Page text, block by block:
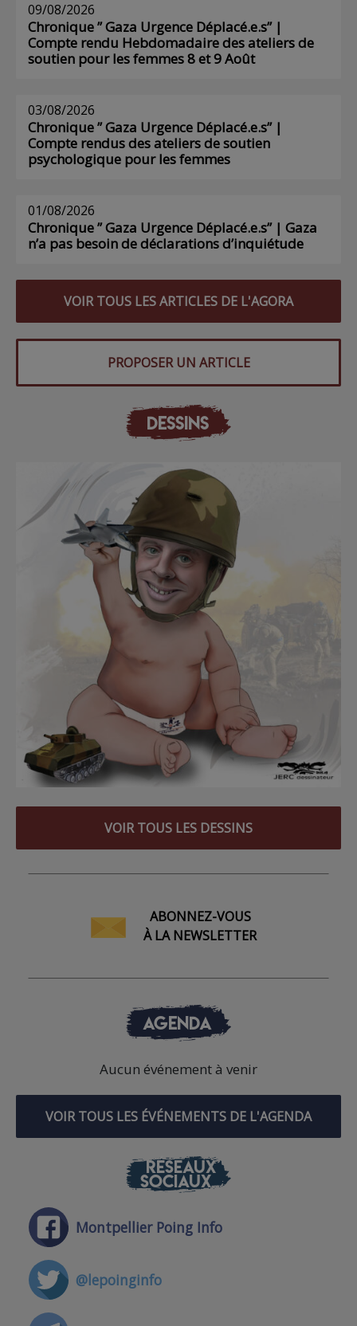
09/08/2026
Chronique ” Gaza Urgence Déplacé.e.s” |
Compte rendu Hebdomadaire des ateliers de
soutien pour les femmes 8 et 9 Août
03/08/2026
Chronique ” Gaza Urgence Déplacé.e.s” |
Compte rendus des ateliers de soutien
psychologique pour les femmes
01/08/2026
Chronique ” Gaza Urgence Déplacé.e.s” | Gaza
n’a pas besoin de déclarations d’inquiétude
VOIR TOUS LES ARTICLES DE L'AGORA
PROPOSER UN ARTICLE
DESSINS
VOIR TOUS LES DESSINS
ABONNEZ-VOUS
À LA NEWSLETTER
AGENDA
Aucun événement à venir
VOIR TOUS LES ÉVÉNEMENTS DE L'AGENDA
RÉSEAUX
SOCIAUX
Montpellier Poing Info
@lepoinginfo